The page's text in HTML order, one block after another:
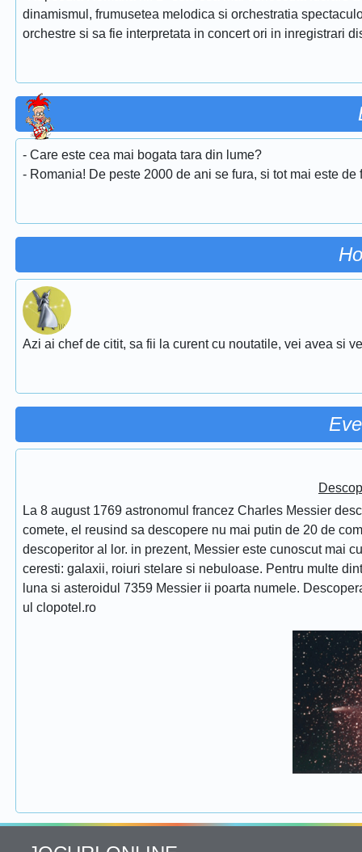
dinamismul, frumusetea melodica si orchestratia
orchestre si sa fie interpretata in concert ori in inregistrari
- Care este cea mai bogata tara din lume?
- Romania! De peste 2000 de ani se fura, si tot mai este de
Azi ai chef de citit, sa fii la curent cu noutatile, vei avea si
La 8 august 1769 astronomul francez Charles Messier
comete, el reusind sa descopere nu mai putin de 20 de
descoperitor al lor. in prezent, Messier este cunoscut mai
ceresti: galaxii, roiuri stelare si nebuloase. Pentru multe
luna si asteroidul 7359 Messier ii poarta numele.
ul clopotel.ro